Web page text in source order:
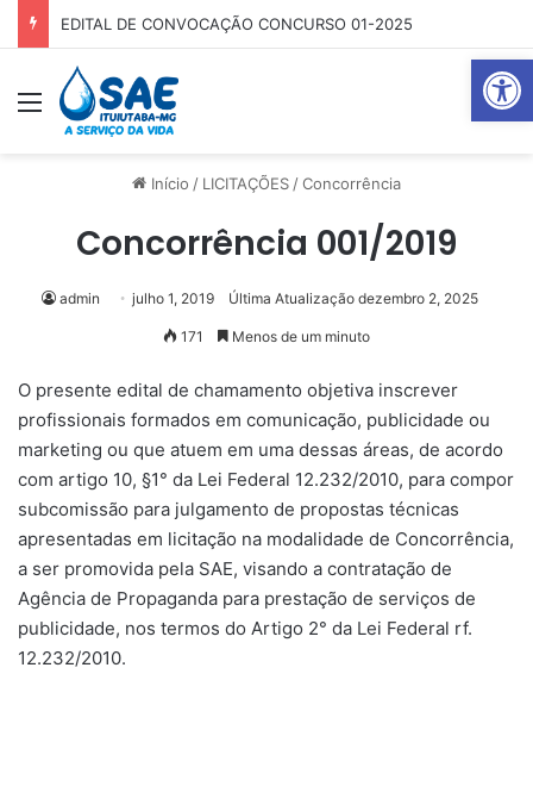
Abrir
EDITAL DE CONVOCAÇÃO CONCURSO 01-2025
Menu
Início / LICITAÇÕES /Concorrência
Concorrência 001/2019
admin julho 1, 2019 Última Atualização dezembro 2, 2025
171 Menos de um minuto
O presente edital de chamamento objetiva inscrever
profissionais formados em comunicação, publicidade ou
marketing ou que atuem em uma dessas áreas, de acordo
com artigo 10, §1° da Lei Federal 12.232/2010, para compor
subcomissão para julgamento de propostas técnicas
apresentadas em licitação na modalidade de Concorrência,
a ser promovida pela SAE, visando a contratação de
Agência de Propaganda para prestação de serviços de
publicidade, nos termos do Artigo 2° da Lei Federal rf.
12.232/2010.